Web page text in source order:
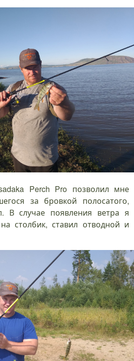
Perch Pro позволил мне
за бровкой полосатого,
В случае появления ветра я
столбик, ставил отводной и